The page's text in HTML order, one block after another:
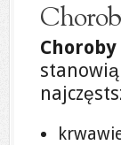
Choroby